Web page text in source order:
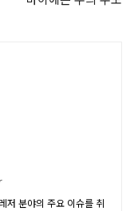
저 분야의 주요 이슈를 취